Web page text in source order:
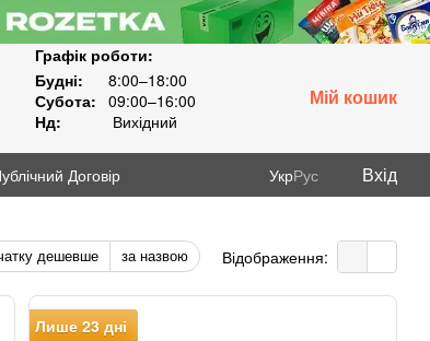
Графік роботи:
Будні:
8:00–18:00
Субота: 09:00–16:00
Нд:
Вихідний
Мій кошик
Договір
УкрРус Вхід
дешевше за назвою Відображення:
Лише 23 дні